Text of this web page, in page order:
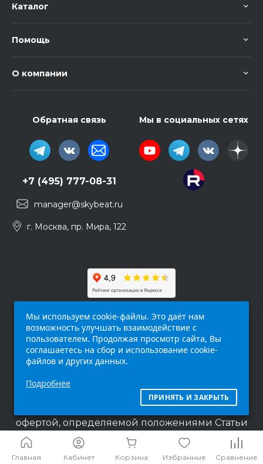
Главная Кабинет Корзина Избранные Сравнение
Каталог
Помощь
О компании
Обратная связь
+7 (495) 777-08-31
manager@skybeat.ru
г. Москва, пр. Мира, 122
Мы в социальных сетях
интернет-сайт (
исключительно информационный характер и
ни при каких условиях не является публичной
офертой, определяемой положениями Статьи
437 п.2 Гражданского кодекса Российской
Федерации.
Мы используем cookie-файлы. Это даёт нам
возможность улучшать взаимодействие с
пользователем. Продолжая просмотр сайта, Вы
соглашаетесь на сбор и использование cookie-
файлов и других данных.
Подробнее
ПРИНЯТЬ И ЗАКРЫТЬ